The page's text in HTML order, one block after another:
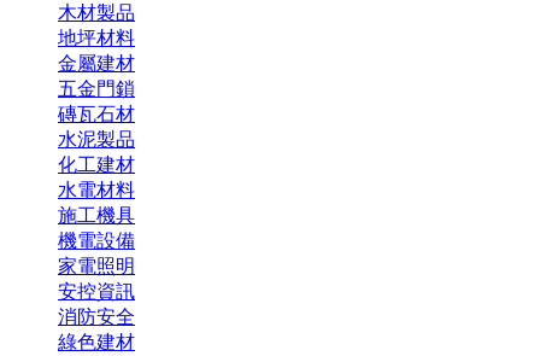
木材製品
地坪材料
金屬建材
五金門鎖
磚瓦石材
水泥製品
化工建材
水電材料
施工機具
機電設備
家電照明
安控資訊
消防安全
綠色建材